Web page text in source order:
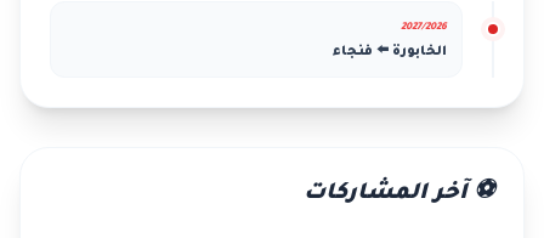
2027/2026
الخابورة ⬅️ فنجاء
⚽ آخر المشاركات